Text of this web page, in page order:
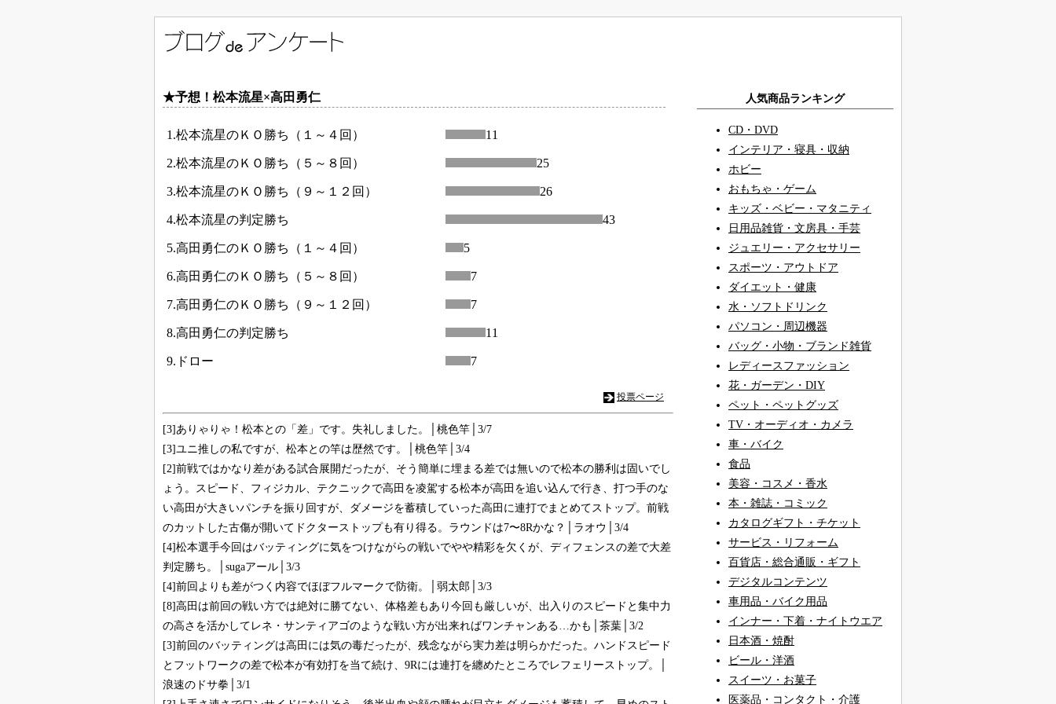
★予想！松本流星×高田勇仁
1.松本流星のＫＯ勝ち（１～４回） 11
2.松本流星のＫＯ勝ち（５～８回） 25
3.松本流星のＫＯ勝ち（９～１２回） 26
4.松本流星の判定勝ち 43
5.高田勇仁のＫＯ勝ち（１～４回） 5
6.高田勇仁のＫＯ勝ち（５～８回） 7
7.高田勇仁のＫＯ勝ち（９～１２回） 7
8.高田勇仁の判定勝ち 11
9.ドロー 7
投票ページ
[3]ありゃりゃ！松本との「差」です。失礼しました。│桃色竿│3/7
[3]ユニ推しの私ですが、松本との竿は歴然です。│桃色竿│3/4
[2]前戦ではかなり差がある試合展開だったが、そう簡単に埋まる差では無いので松本の勝利は固いでし
ょう。スピード、フィジカル、テクニックで高田を凌駕する松本が高田を追い込んで行き、打つ手のな
い高田が大きいパンチを振り回すが、ダメージを蓄積していった高田に連打でまとめてストップ。前戦
のカットした古傷が開いてドクターストップも有り得る。ラウンドは7〜8Rかな？│ラオウ│3/4
[4]松本選手今回はバッティングに気をつけながらの戦いでやや精彩を欠くが、ディフェンスの差で大差
判定勝ち。│sugaアール│3/3
[4]前回よりも差がつく内容でほぼフルマークで防衛。│弱太郎│3/3
[8]高田は前回の戦い方では絶対に勝てない、体格差もあり今回も厳しいが、出入りのスピードと集中力
の高さを活かしてレネ・サンティアゴのような戦い方が出来ればワンチャンある…かも│茶葉│3/2
[3]前回のバッティングは高田には気の毒だったが、残念ながら実力差は明らかだった。ハンドスピード
とフットワークの差で松本が有効打を当て続け、9Rには連打を纏めたところでレフェリーストップ。│
浪速のドサ拳│3/1
人気商品ランキング
CD・DVD
インテリア・寝具・収納
ホビー
おもちゃ・ゲーム
キッズ・ベビー・マタニティ
日用品雑貨・文房具・手芸
ジュエリー・アクセサリー
スポーツ・アウトドア
ダイエット・健康
水・ソフトドリンク
パソコン・周辺機器
バッグ・小物・ブランド雑貨
レディースファッション
花・ガーデン・DIY
ペット・ペットグッズ
TV・オーディオ・カメラ
車・バイク
食品
美容・コスメ・香水
本・雑誌・コミック
カタログギフト・チケット
サービス・リフォーム
百貨店・総合通販・ギフト
デジタルコンテンツ
車用品・バイク用品
インナー・下着・ナイトウエア
日本酒・焼酎
ビール・洋酒
スイーツ・お菓子
医薬品・コンタクト・介護